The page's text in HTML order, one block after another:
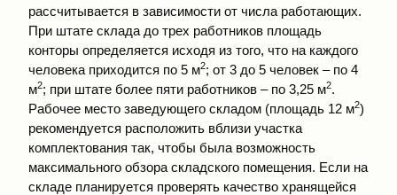
рассчитывается в зависимости от числа работающих.
При штате склада до трех работников площадь
конторы определяется исходя из того, что на каждого
человека приходится по 5 м2; от 3 до 5 человек – по 4
м2; при штате более пяти работников – по 3,25 м2.
Рабочее место заведующего складом (площадь 12 м2)
рекомендуется расположить вблизи участка
комплектования так, чтобы была возможность
максимального обзора складского помещения. Если на
складе планируется проверять качество хранящейся